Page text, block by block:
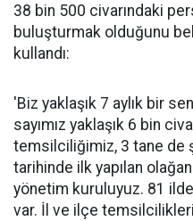
38 bin 500 civarındaki
buluşturmak olduğunu
kullandı:
'Biz yaklaşık 7 aylık bir
sayımız yaklaşık 6 bin
temsilciliğimiz, 3 tane de
tarihinde ilk yapılan
yönetim kuruluyuz. 81
var. İl ve ilçe